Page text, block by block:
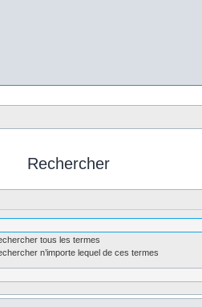
Rechercher
tous les termes
n’importe lequel de ces termes